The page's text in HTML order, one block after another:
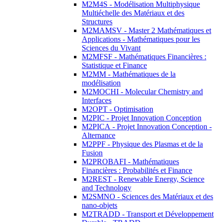
M2M4S - Modélisation Multiphysique
Multiéchelle des Matériaux et des
Structures
M2MAMSV - Master 2 Mathématiques et
Applications - Mathématiques pour les
Sciences du Vivant
M2MFSF - Mathématiques Financières :
Statistique et Finance
M2MM - Mathématiques de la
modélisation
M2MOCHI - Molecular Chemistry and
Interfaces
M2OPT - Optimisation
M2PIC - Projet Innovation Conception
M2PICA - Projet Innovation Conception -
Alternance
M2PPF - Physique des Plasmas et de la
Fusion
M2PROBAFI - Mathématiques
Financières : Probabilités et Finance
M2REST - Renewable Energy, Science
and Technology
M2SMNO - Sciences des Matériaux et des
nano-objets
M2TRADD - Transport et Développement